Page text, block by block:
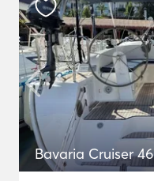
Bavaria Cruiser 46